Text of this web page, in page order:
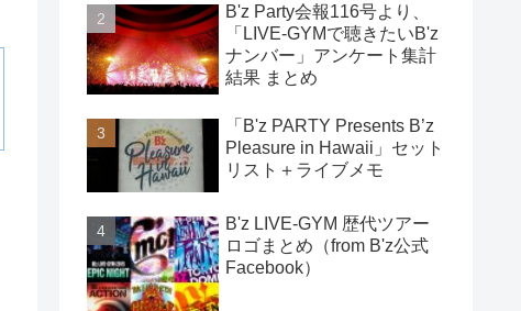
B'z Party会報116号より、
「LIVE-GYMで聴きたいB'z
ナンバー」アンケート集計
結果 まとめ
「B'z PARTY Presents B’z
Pleasure in Hawaii」セット
リスト＋ライブメモ
B'z LIVE-GYM 歴代ツアー
ロゴまとめ（from B'z公式
Facebook）